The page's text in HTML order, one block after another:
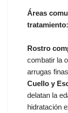
Áreas
tratamiento:
Rostro
combatir la
arrugas
Cuello y
delatan la
hidratación